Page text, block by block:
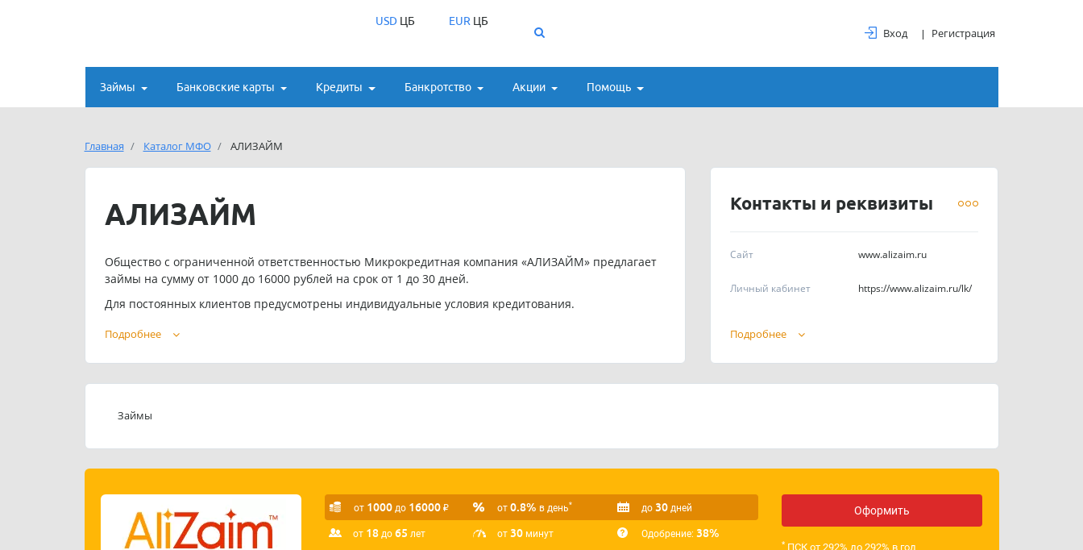
USDЦБ EUR ЦБ
Вход Регистрация
Займы Банковские карты Кредиты Банкротство Акции Помощь
Главная Каталог МФО АЛИЗАЙМ
Контакты и реквизиты
Сайт www.alizaim.ru
Личный кабинет https://www.alizaim.ru/lk/
Подробнее
АЛИЗАЙМ
Общество с ограниченной ответственностью Микрокредитная компания «АЛИЗАЙМ» предлагает
займы на сумму от 1000 до 16000 рублей на срок от 1 до 30 дней.
Для постоянных клиентов предусмотрены индивидуальные условия кредитования.
Телефон службы поддержки ООО МКК «АЛИЗАЙМ»: 89259975080.
Подробнее
Займы
от 1000 до 16000 ₽ от 0.8% в день* до 30 дней
от 18 до 65 лет от 30 минут Одобрение: 38%
Оформить
* ПСК от 292% до 292% в год